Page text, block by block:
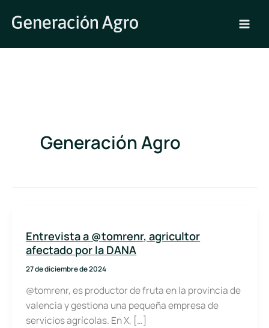
Generación Agro
Entrevista a @tomrenr, agricultor
afectado por la DANA
27 de diciembre de 2024
@tomrenr, es productor de fruta en la provincia de
valencia y gestiona una pequeña empresa de
servicios agrícolas. En X, […]